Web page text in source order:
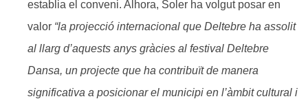
establia el conveni. Alhora, Soler ha volgut posar en
valor “la projecció internacional que Deltebre ha assolit
al llarg d’aquests anys gràcies al festival Deltebre
Dansa, un projecte que ha contribuït de manera
significativa a posicionar el municipi en l’àmbit cultural i